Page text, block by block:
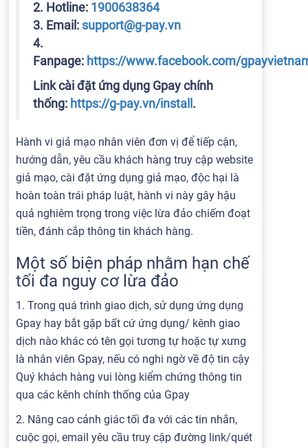
2. Hotline: 1900638364
3. Email: support@g-pay.vn
4.
Fanpage: https://www.facebook.com/
Link cài đặt ứng dụng Gpay chính
thống: https://g-pay.vn/install .
Hành vi giả mạo nhân viên đơn vị để tiếp cận,
hướng dẫn, yêu cầu khách hàng truy cập website
giả mạo, cài đặt ứng dụng giả mạo, độc hại là
hoàn toàn trái pháp luật, hành vi này gây hậu
quả nghiêm trọng trong việc lừa đảo chiếm đoạt
tiền, đánh cắp thông tin khách hàng.
Một số biện pháp nhằm hạn chế
tối đa nguy cơ lừa đảo
1. Trong quá trình giao dịch, sử dụng ứng dụng
Gpay hay bắt gặp bất cứ ứng dụng/ kênh giao
dịch nào khác có tên gọi tương tự hoặc tự xưng
là nhân viên Gpay, nếu có nghi ngờ về độ tin cậy
Quý khách hàng vui lòng kiểm chứng thông tin
qua các kênh chính thống của Gpay
2. Nâng cao cảnh giác tối đa với các tin nhắn,
cuộc gọi, email yêu cầu truy cập đường link/quét